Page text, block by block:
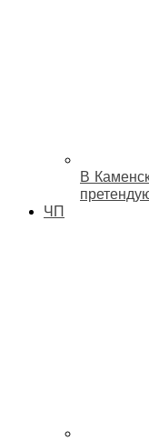
В
ЧП